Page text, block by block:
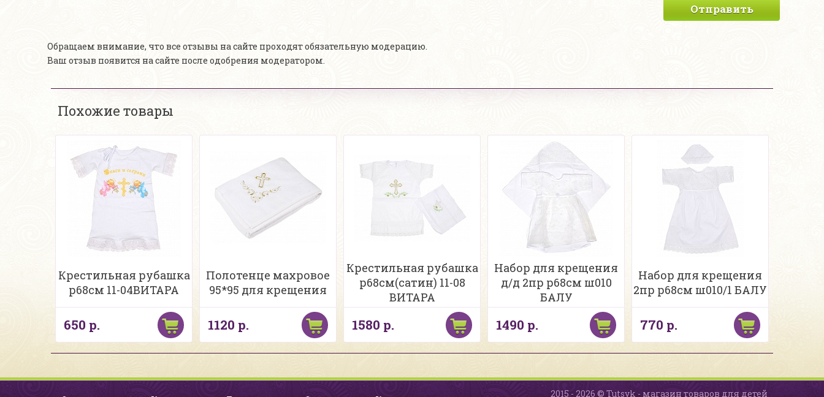
Отправить
Обращаем внимание, что все отзывы на сайте проходят обязательную модерацию.
Ваш отзыв появится на сайте после одобрения модератором.
Похожие товары
Крестильная рубашка
р68см 11-04ВИТАРА
650 р.
Полотенце махровое
95*95 для крещения
1120 р.
Крестильная рубашка
р68см(сатин) 11-08
ВИТАРА
1580 р.
Набор для крещения
д/д 2пр р68см ш010
БАЛУ
1490 р.
Набор для крещения
2пр р68см ш010/1 БАЛУ
770 р.
2015 - 2026 © Tutsyk - магазин товаров для детей